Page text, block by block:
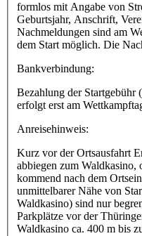
formlos mit Angabe von
Geburtsjahr, Anschrift,
Nachmeldungen sind am
dem Start möglich. Die
Bankverbindung:
Bezahlung der Startgebühr
erfolgt erst am
Anreisehinweis:
Kurz vor der Ortsausfahrt
abbiegen zum Waldkasino,
kommend nach dem
unmittelbarer Nähe von
Waldkasino) sind nur
Parkplätze vor der
Waldkasino ca. 400 m bis